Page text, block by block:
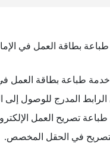
بطاقة العمل في
خدمة طباعة بطاقة العمل
المدرج للوصول إلى
طباعة تصريح العمل
في الحقل المخصص.